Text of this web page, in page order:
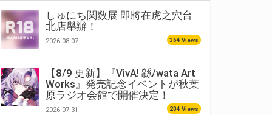
しゅにち関数展 即將在虎之穴台
北店舉辦！
2026.08.07 364 Views
【8/9 更新】『VivA! 緜/wata Art
Works』発売記念イベントが秋葉
原ラジオ会館で開催決定！
2026.07.31 204 Views